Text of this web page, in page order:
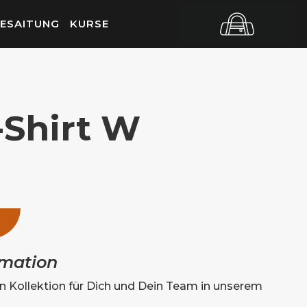
KURSE
W
Kollektion für Dich und Dein Team in unserem